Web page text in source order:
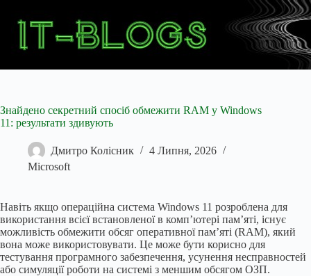
Знайдено секретний спосіб обмежити RAM у Windows
11: результати здивують
Дмитро Колісник
4 Липня, 2026
Microsoft
Навіть якщо операційна система Windows 11 розроблена для
використання всієї встановленої в комп’ютері пам’яті, існує
можливість обмежити обсяг оперативної пам’яті (RAM), який
вона може використовувати. Це може бути корисно для
тестування програмного забезпечення, усунення несправностей
або симуляції роботи на системі з меншим обсягом ОЗП.